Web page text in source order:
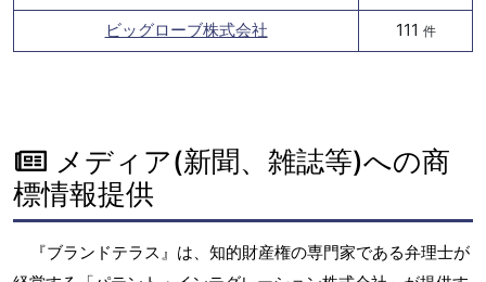
ビッグローブ株式会社 111 件
メディア(新聞、雑誌等)への商
標情報提供
『ブランドテラス』は、知的財産権の専門家である弁理士が